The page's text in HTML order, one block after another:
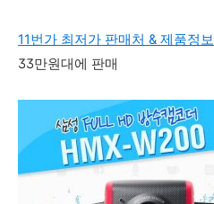
11번가 최저가 판매처 & 제품정보
33만원대에 판매